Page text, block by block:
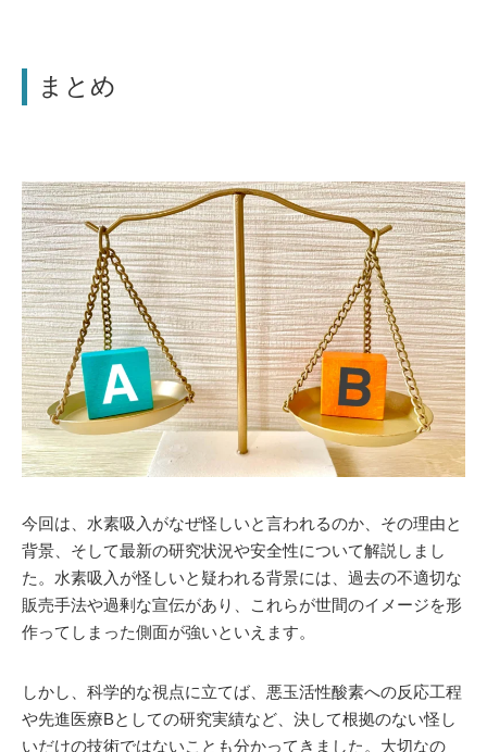
まとめ
今回は、水素吸入がなぜ怪しいと言われるのか、その理由と
背景、そして最新の研究状況や安全性について解説しまし
た。水素吸入が怪しいと疑われる背景には、過去の不適切な
販売手法や過剰な宣伝があり、これらが世間のイメージを形
作ってしまった側面が強いといえます。
しかし、科学的な視点に立てば、悪玉活性酸素への反応工程
や先進医療Bとしての研究実績など、決して根拠のない怪し
いだけの技術ではないことも分かってきました。大切なの